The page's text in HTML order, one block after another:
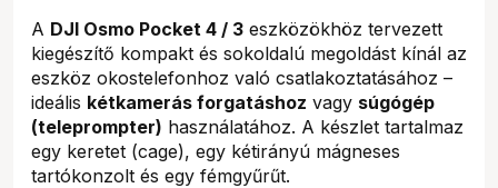
A DJI Osmo Pocket 4 / 3 eszközökhöz tervezett
kiegészítő kompakt és sokoldalú megoldást kínál az
eszköz okostelefonhoz való csatlakoztatásához –
ideális kétkamerás forgatáshoz vagy súgógép
(teleprompter) használatához. A készlet tartalmaz
egy keretet (cage), egy kétirányú mágneses
tartókonzolt és egy fémgyűrűt.